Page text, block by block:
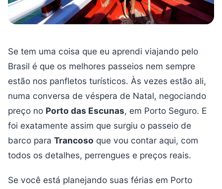
Se tem uma coisa que eu aprendi viajando pelo
Brasil é que os melhores passeios nem sempre
estão nos panfletos turísticos. Às vezes estão ali,
numa conversa de véspera de Natal, negociando
preço no Porto das Escunas, em Porto Seguro. E
foi exatamente assim que surgiu o passeio de
barco para Trancoso que vou contar aqui, com
todos os detalhes, perrengues e preços reais.
Se você está planejando suas férias em Porto